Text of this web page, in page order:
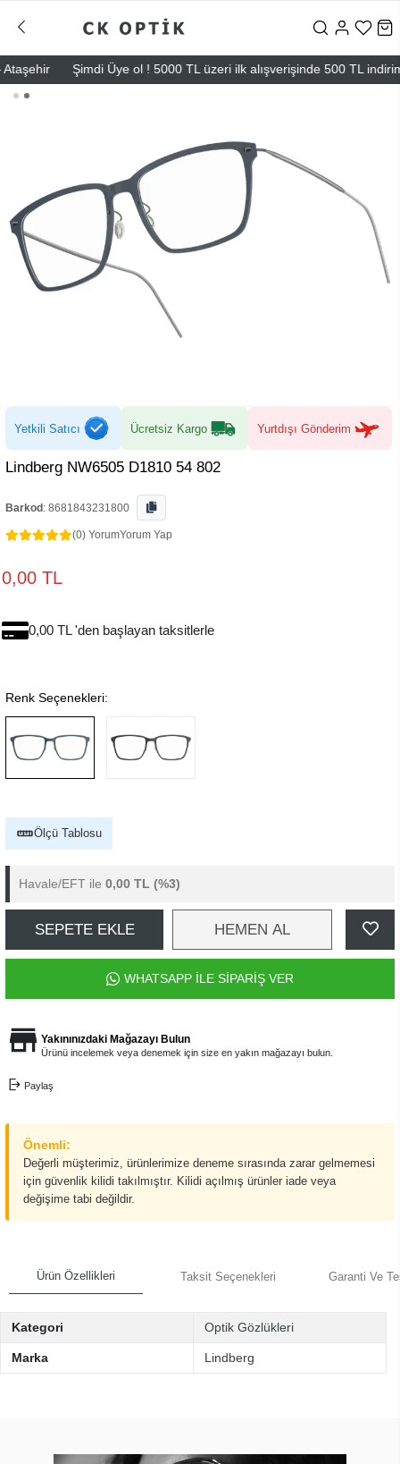
Şimdi Üye ol ! 5000 TL üzeri ilk alışverişinde 500 TL indirim
Yetkili Satıcı Ücretsiz Kargo Yurtdışı Gönderim
Lindberg NW6505 D1810 54 802
Barkod : 8681843231800
(0) YorumYorum Yap
0,00 TL
0,00 TL 'den başlayan taksitlerle
Renk Seçenekleri:
Ölçü Tablosu
Havale/EFT ile 0,00 TL (%3)
SEPETE EKLE HEMEN AL
WHATSAPP İLE SİPARİŞ VER
Yakınınızdaki Mağazayı Bulun
Ürünü incelemek veya denemek için size en yakın mağazayı bulun.
Paylaş
Önemli:
Değerli müşterimiz, ürünlerimize deneme sırasında zarar gelmemesi
için güvenlik kilidi takılmıştır. Kilidi açılmış ürünler iade veya
değişime tabi değildir.
Ürün Özellikleri Taksit Seçenekleri Garanti Ve
Kategori Optik Gözlükleri
Marka Lindberg